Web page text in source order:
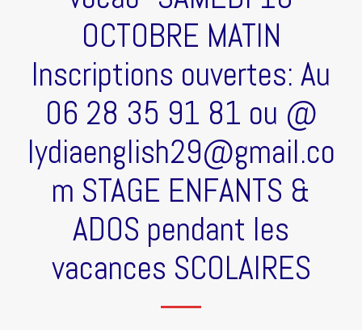
OCTOBRE MATIN
Inscriptions ouvertes: Au
06 28 35 91 81 ou @
lydiaenglish29@gmail.co
m STAGE ENFANTS &
ADOS pendant les
vacances SCOLAIRES